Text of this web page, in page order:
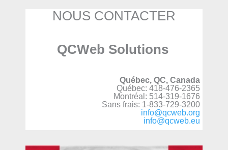
NOUS CONTACTER
QCWeb Solutions
Québec, QC, Canada
Québec: 418-476-2365
Montréal: 514-319-1676
Sans frais: 1-833-729-3200
info@qcweb.org
info@qcweb.eu